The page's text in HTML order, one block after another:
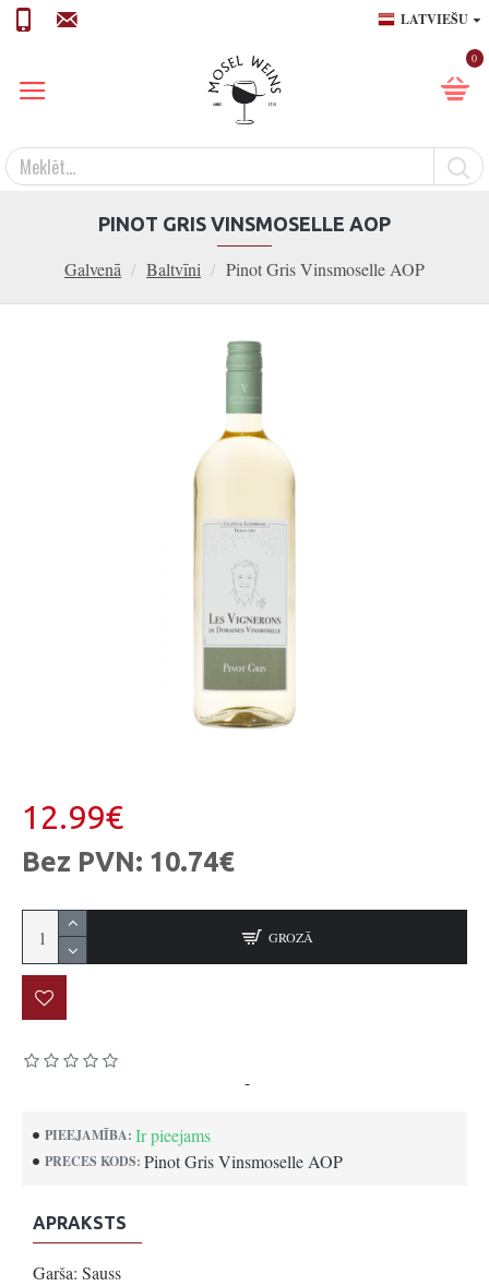
LATVIEŠU
0
Galvenā Baltvīni Pinot Gris Vinsmoselle AOP
PINOT GRIS VINSMOSELLE AOP
PIEEJAMĪBA: Ir pieejams
PRECES KODS: Pinot Gris Vinsmoselle AOP
-
12.99€
Bez PVN: 10.74€
GROZĀ
APRAKSTS
Garša: Sauss